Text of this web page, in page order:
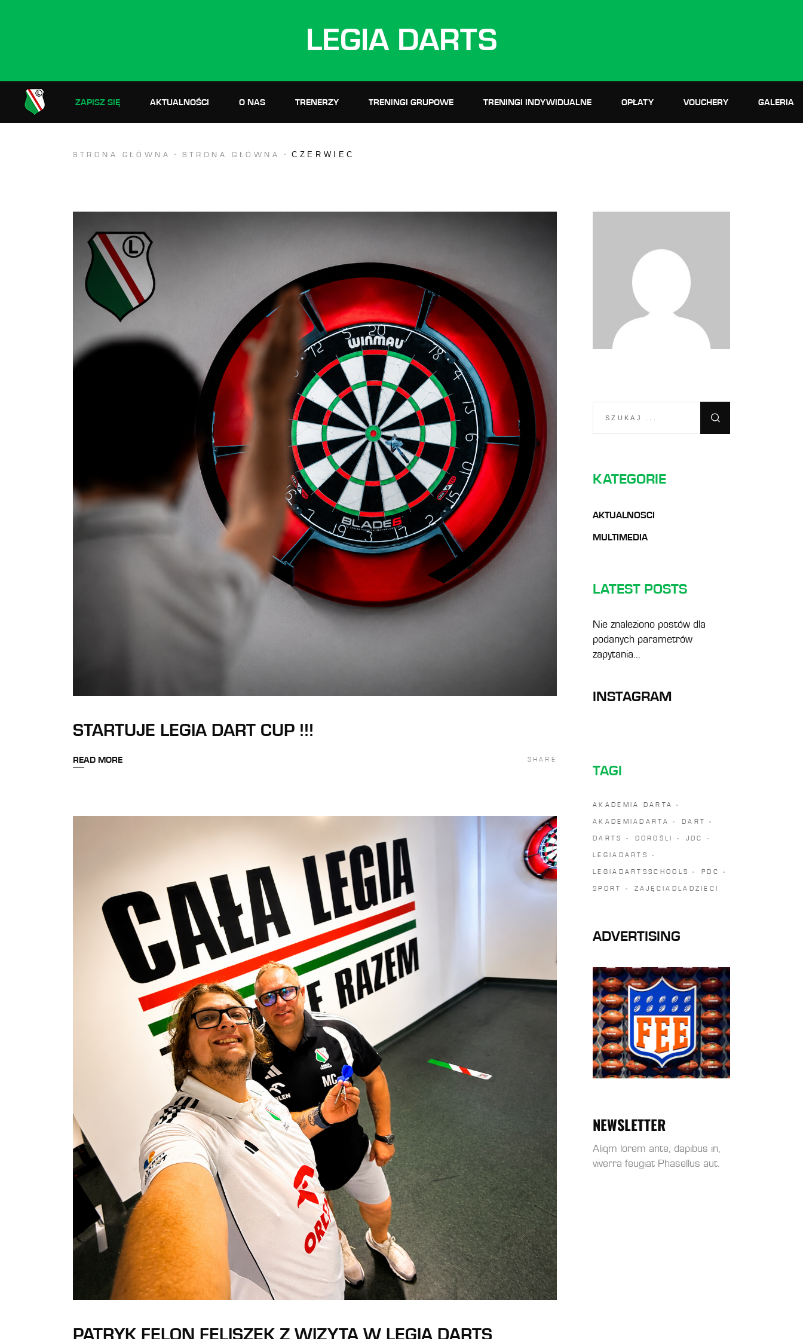
LEGIA DARTS
ZAPISZ SIĘ AKTUALNOŚCI O NAS TRENERZY TRENINGI GRUPOWE TRENINGI INDYWIDUALNE OPŁATY VOUCHERY GALERIA
STRONA GŁÓWNA STRONA GŁÓWNA CZERWIEC
STARTUJE LEGIA DART CUP !!!
READ MORE SHARE
PATRYK FELON FELISZEK Z WIZYTĄ W LEGIA DARTS
KATEGORIE
AKTUALNOSCI
MULTIMEDIA
LATEST POSTS
Nie znaleziono postów dla
podanych parametrów
zapytania...
INSTAGRAM
TAGI
AKADEMIA DARTA
AKADEMIADARTA DART
DARTS DOROŚLI JDC
LEGIADARTS
LEGIADARTSSCHOOLS PDC
SPORT ZAJĘCIADLADZIECI
ADVERTISING
NEWSLETTER
Aliqm lorem ante, dapibus in,
viverra feugiat Phasellus aut.